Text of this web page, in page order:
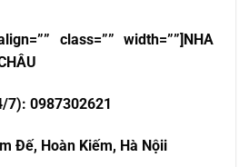
class=”” width=””]NHA
7): 0987302621
Đế, Hoàn Kiếm, Hà Nộii